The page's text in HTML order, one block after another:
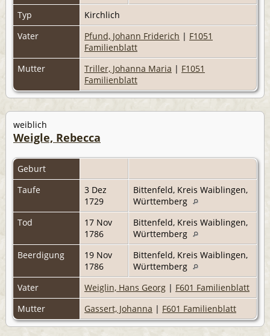
Typ
Kirchlich
Vater
Pfund, Johann Friderich | F1051
Familienblatt
Mutter
Triller, Johanna Maria | F1051
Familienblatt
weiblich
Weigle, Rebecca
Geburt
Taufe
3 Dez
1729
Bittenfeld, Kreis Waiblingen,
Württemberg
Tod
17 Nov
1786
Bittenfeld, Kreis Waiblingen,
Württemberg
Beerdigung
19 Nov
1786
Bittenfeld, Kreis Waiblingen,
Württemberg
Vater
Weiglin, Hans Georg | F601 Familienblatt
Mutter
Gassert, Johanna | F601 Familienblatt